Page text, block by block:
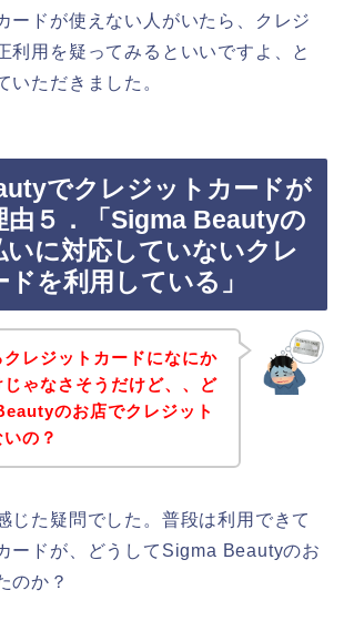
ードが使えない人がいたら、クレジ
利用を疑ってみるといいですよ、と
いただきました。
でクレジットカードが
由５．「Sigma Beautyの
いに対応していないクレ
を利用している」
レジットカードになにか
じゃなさそうだけど、、ど
のお店でクレジット
の？
じた疑問でした。普段は利用できて
ードが、どうしてSigma Beautyのお
のか？